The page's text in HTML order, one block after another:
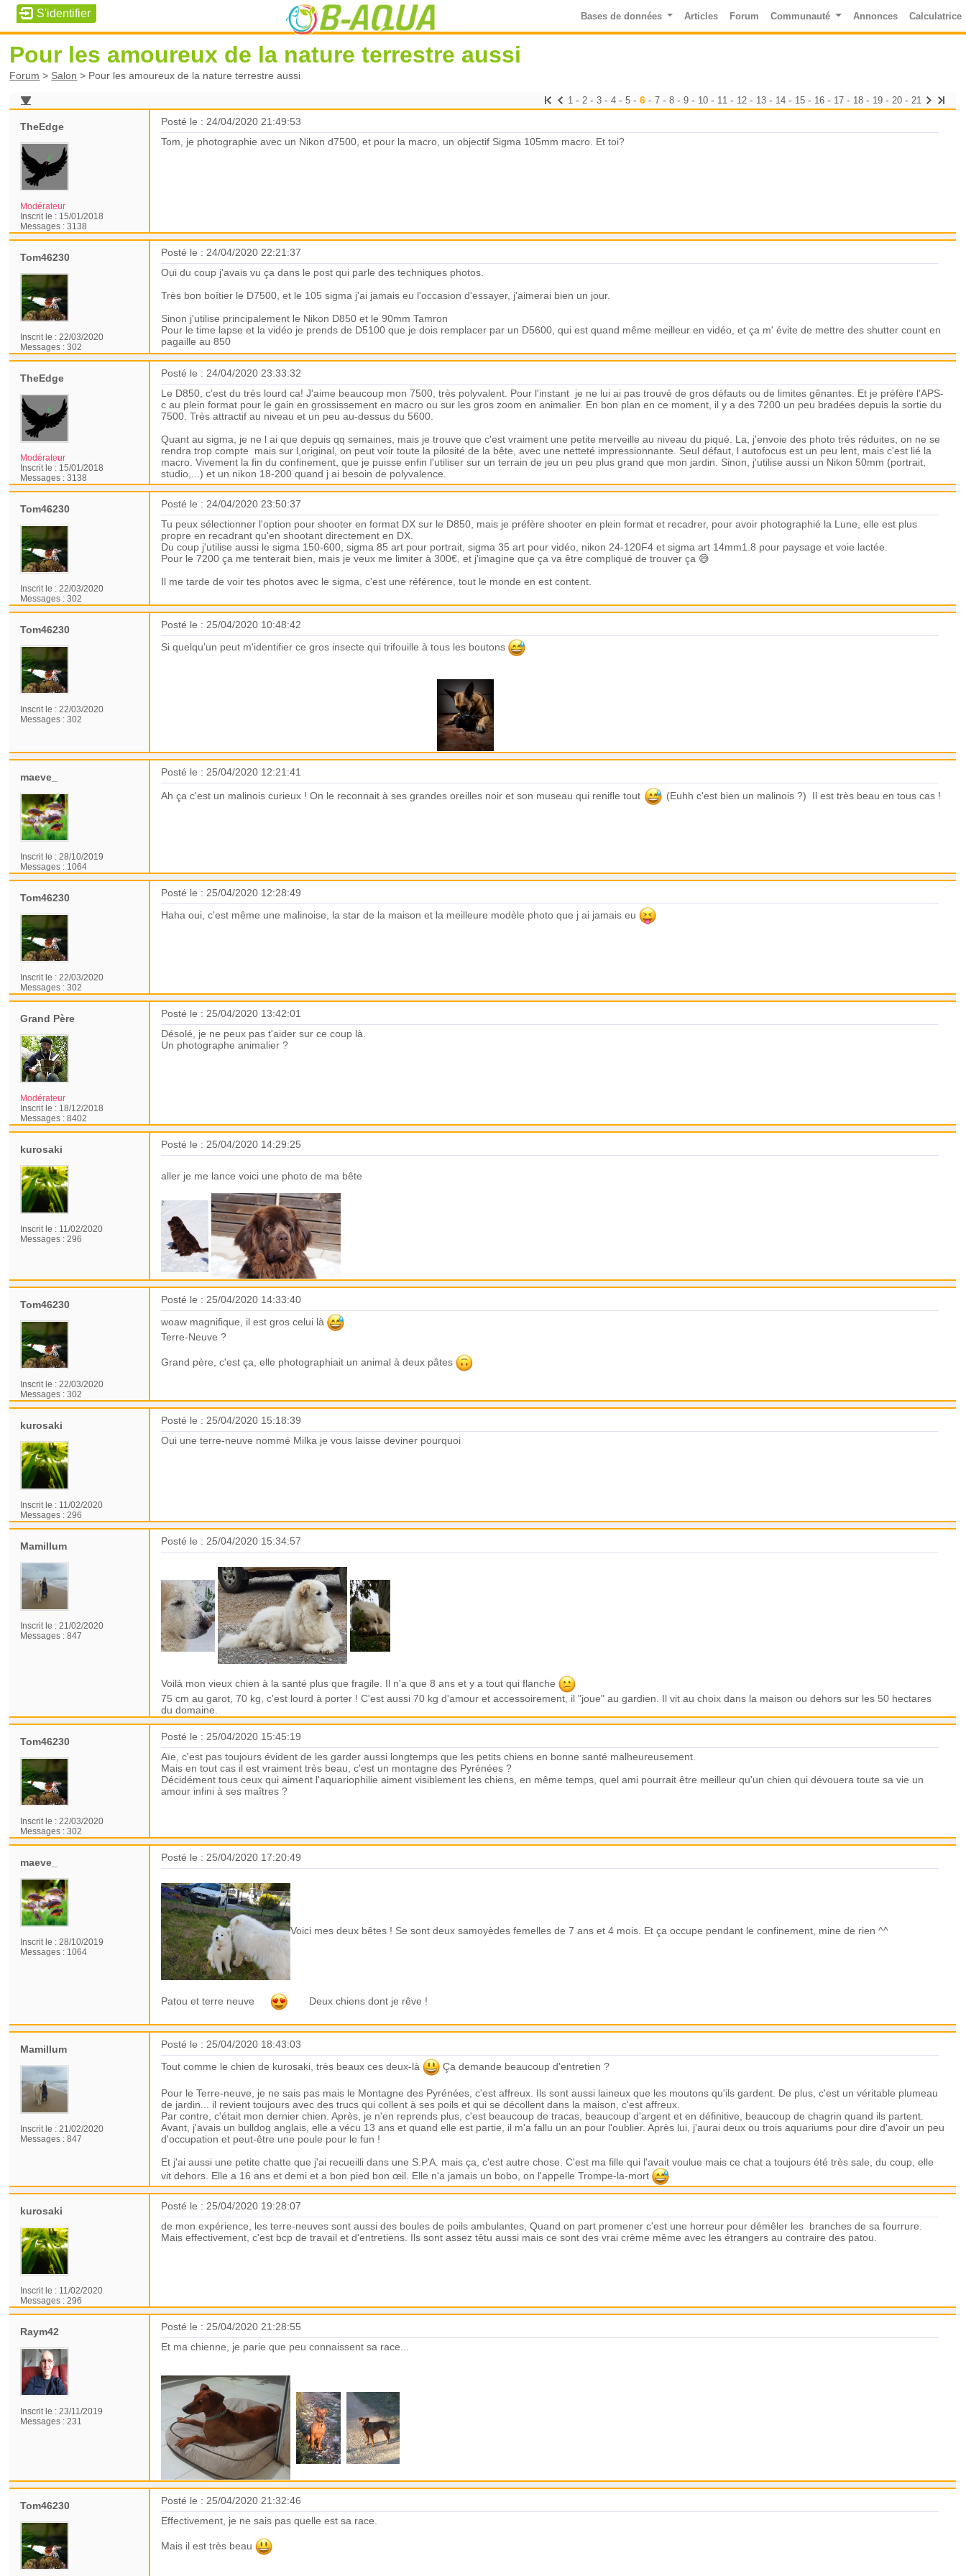
Bases de données Articles Forum Communauté Annonces Calculatrice
Pour les amoureux de la nature terrestre aussi
Forum > Salon > Pour les amoureux de la nature terrestre aussi
1 - 2 -3 -4 -5 -6 -7 -8 -9 - 10 - 11 - 12 - 13 - 14 - 15 - 16 - 17 - 18 - 19 - 20 - 21
TheEdge
Modérateur
Inscrit le : 15/01/2018
Messages :3138
Posté le : 24/04/2020 21:49:53
Tom, je photographie avec un Nikon d7500, et pour la macro, un objectif Sigma 105mm macro. Et toi?
Tom46230
Inscrit le :22/03/2020
Messages :302
Posté le : 24/04/2020 22:21:37
Oui du coup j'avais vu ça dans le post qui parle des techniques photos.
Très bon boîtier le D7500, et le 105 sigma j'ai jamais eu l'occasion d'essayer, j'aimerai bien un jour.
Sinon j'utilise principalement le Nikon D850 et le 90mm Tamron
Pour le time lapse et la vidéo je prends de D5100 que je dois remplacer par un D5600, qui est quand même meilleur en vidéo, et ça m' évite de mettre des shutter count en
pagaille au 850
TheEdge
Modérateur
Inscrit le : 15/01/2018
Messages :3138
Posté le : 24/04/2020 23:33:32
Le D850, c'est du très lourd ca! J'aime beaucoup mon 7500, très polyvalent. Pour l'instant je ne lui ai pas trouvé de gros défauts ou de limites gênantes. Et je préfère l'APS-
c au plein format pour le gain en grossissement en macro ou sur les gros zoom en animalier. En bon plan en ce moment, il y a des 7200 un peu bradées depuis la sortie du
7500. Très attractif au niveau et un peu au-dessus du 5600.
Quant au sigma, je ne l ai que depuis qq semaines, mais je trouve que c'est vraiment une petite merveille au niveau du piqué. La, j'envoie des photo très réduites, on ne se
rendra trop compte mais sur l,original, on peut voir toute la pilosité de la bête, avec une netteté impressionnante. Seul défaut, l autofocus est un peu lent, mais c'est lié la
macro. Vivement la fin du confinement, que je puisse enfin l'utiliser sur un terrain de jeu un peu plus grand que mon jardin. Sinon, j'utilise aussi un Nikon 50mm (portrait,
studio,...) et un nikon 18-200 quand j ai besoin de polyvalence.
Tom46230
Inscrit le :22/03/2020
Messages :302
Posté le : 24/04/2020 23:50:37
Tu peux sélectionner l'option pour shooter en format DX sur le D850, mais je préfère shooter en plein format et recadrer, pour avoir photographié la Lune, elle est plus
propre en recadrant qu'en shootant directement en DX.
Du coup j'utilise aussi le sigma 150-600, sigma 85 art pour portrait, sigma 35 art pour vidéo, nikon 24-120F4 et sigma art 14mm1.8 pour paysage et voie lactée.
Pour le 7200 ça me tenterait bien, mais je veux me limiter à 300€, et j'imagine que ça va être compliqué de trouver ça 😅
Il me tarde de voir tes photos avec le sigma, c'est une référence, tout le monde en est content.
Tom46230
Inscrit le :22/03/2020
Messages :302
Posté le : 25/04/2020 10:48:42
Si quelqu'un peut m'identifier ce gros insecte qui trifouille à tous les boutons
maeve_
Inscrit le :28/10/2019
Messages : 1064
Posté le : 25/04/2020 12:21:41
Ah ça c'est un malinois curieux ! On le reconnait à ses grandes oreilles noir et son museau qui renifle tout (Euhh c'est bien un malinois ?) Il est très beau en tous cas !
Tom46230
Inscrit le :22/03/2020
Messages :302
Posté le : 25/04/2020 12:28:49
Haha oui, c'est même une malinoise, la star de la maison et la meilleure modèle photo que j ai jamais eu
Grand Père
Modérateur
Inscrit le : 18/12/2018
Messages :8402
Posté le : 25/04/2020 13:42:01
Désolé, je ne peux pas t'aider sur ce coup là.
Un photographe animalier ?
kurosaki
Inscrit le : 11/02/2020
Messages :296
Posté le : 25/04/2020 14:29:25
aller je me lance voici une photo de ma bête
Tom46230
Inscrit le :22/03/2020
Messages :302
Posté le : 25/04/2020 14:33:40
woaw magnifique, il est gros celui là
Terre-Neuve ?
Grand père, c'est ça, elle photographiait un animal à deux pâtes
kurosaki
Inscrit le : 11/02/2020
Messages :296
Posté le : 25/04/2020 15:18:39
Oui une terre-neuve nommé Milka je vous laisse deviner pourquoi
Mamillum
Inscrit le :21/02/2020
Messages :847
Posté le : 25/04/2020 15:34:57
Voilà mon vieux chien à la santé plus que fragile. Il n'a que 8 ans et y a tout qui flanche
75 cm au garot, 70 kg, c'est lourd à porter ! C'est aussi 70 kg d'amour et accessoirement, il "joue" au gardien. Il vit au choix dans la maison ou dehors sur les 50 hectares
du domaine.
Tom46230
Inscrit le :22/03/2020
Messages :302
Posté le : 25/04/2020 15:45:19
Aïe, c'est pas toujours évident de les garder aussi longtemps que les petits chiens en bonne santé malheureusement.
Mais en tout cas il est vraiment très beau, c'est un montagne des Pyrénées ?
Décidément tous ceux qui aiment l'aquariophilie aiment visiblement les chiens, en même temps, quel ami pourrait être meilleur qu'un chien qui dévouera toute sa vie un
amour infini à ses maîtres ?
maeve_
Inscrit le :28/10/2019
Messages : 1064
Posté le : 25/04/2020 17:20:49
Voici mes deux bêtes ! Se sont deux samoyèdes femelles de 7 ans et 4 mois. Et ça occupe pendant le confinement, mine de rien ^^
Patou et terre neuve Deux chiens dont je rêve !
Mamillum
Inscrit le :21/02/2020
Messages :847
Posté le : 25/04/2020 18:43:03
Tout comme le chien de kurosaki, très beaux ces deux-là
Ça demande beaucoup d'entretien ?
Pour le Terre-neuve, je ne sais pas mais le Montagne des Pyrénées, c'est affreux. Ils sont aussi laineux que les moutons qu'ils gardent. De plus, c'est un véritable plumeau
de jardin... il revient toujours avec des trucs qui collent à ses poils et qui se décollent dans la maison, c'est affreux.
Par contre, c'était mon dernier chien. Après, je n'en reprends plus, c'est beaucoup de tracas, beaucoup d'argent et en définitive, beaucoup de chagrin quand ils partent.
Avant, j'avais un bulldog anglais, elle a vécu 13 ans et quand elle est partie, il m'a fallu un an pour l'oublier. Après lui, j'aurai deux ou trois aquariums pour dire d'avoir un peu
d'occupation et peut-être une poule pour le fun !
Et j'ai aussi une petite chatte que j'ai recueilli dans une S.P.A. mais ça, c'est autre chose. C'est ma fille qui l'avait voulue mais ce chat a toujours été très sale, du coup, elle
vit dehors. Elle a 16 ans et demi et a bon pied bon œil. Elle n'a jamais un bobo, on l'appelle Trompe-la-mort
kurosaki
Inscrit le : 11/02/2020
Messages :296
Posté le : 25/04/2020 19:28:07
de mon expérience, les terre-neuves sont aussi des boules de poils ambulantes, Quand on part promener c'est une horreur pour démêler les branches de sa fourrure.
Mais effectivement, c'est bcp de travail et d'entretiens. Ils sont assez têtu aussi mais ce sont des vrai crème même avec les étrangers au contraire des patou.
Raym42
Inscrit le :23/11/2019
Messages :231
Posté le : 25/04/2020 21:28:55
Et ma chienne, je parie que peu connaissent sa race...
Tom46230
Posté le : 25/04/2020 21:32:46
Effectivement, je ne sais pas quelle est sa race.
Mais il est très beau